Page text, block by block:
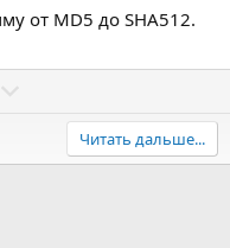
т
й
от MD5 до SHA512.
а
Читать дальше...